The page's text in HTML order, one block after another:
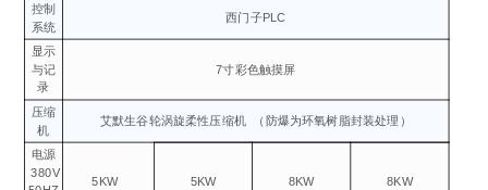
控制
系统
西门子PLC
显示
与记
录
7寸彩色触摸屏
压缩
机
艾默生谷轮涡旋柔性压缩机 （防爆为环氧树脂封装处理）
电源
380V
5KW 5KW 8KW 8KW